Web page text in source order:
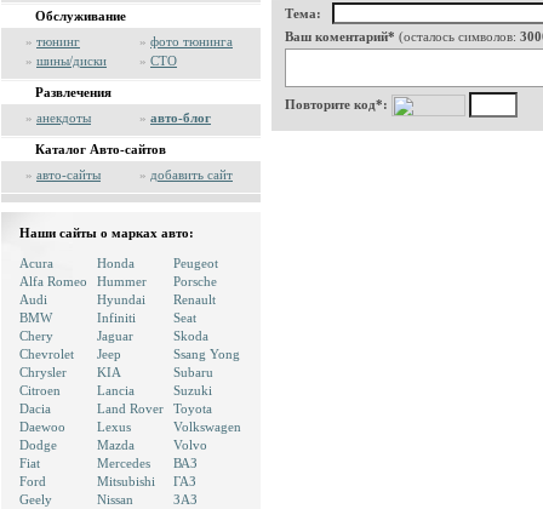
Обслуживание
» тюнинг » фото тюнинга
» шины/диски » СТО
Развлечения
» анекдоты » авто-блог
Каталог Авто-сайтов
» авто-сайты » добавить сайт
Наши сайты о марках авто:
Acura
Alfa Romeo
Audi
BMW
Chery
Chevrolet
Chrysler
Citroen
Dacia
Daewoo
Dodge
Fiat
Ford
Geely
Honda
Hummer
Hyundai
Infiniti
Jaguar
Jeep
KIA
Lancia
Land Rover
Lexus
Mazda
Mercedes
Mitsubishi
Nissan
Peugeot
Porsche
Renault
Seat
Skoda
Ssang Yong
Subaru
Suzuki
Toyota
Volkswagen
Volvo
ВАЗ
ГАЗ
ЗАЗ
Тема:
Ваш коментарий* (осталось символов:
Повторите код*: